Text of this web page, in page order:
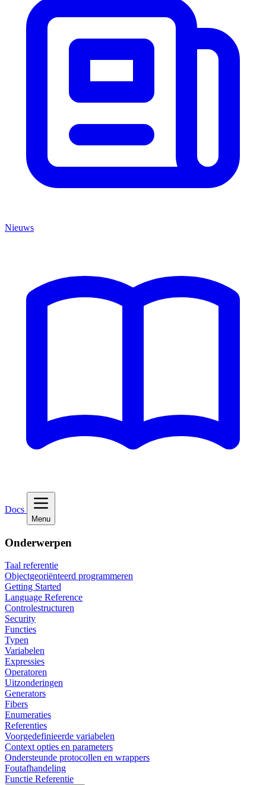
Nieuws
Docs
Menu
Onderwerpen
Taal referentie
Objectgeoriënteerd programmeren
Getting Started
Language Reference
Controlestructuren
Security
Functies
Typen
Variabelen
Expressies
Operatoren
Uitzonderingen
Generators
Fibers
Enumeraties
Referenties
Voorgedefinieerde variabelen
Context opties en parameters
Ondersteunde protocollen en wrappers
Foutafhandeling
Functie Referentie